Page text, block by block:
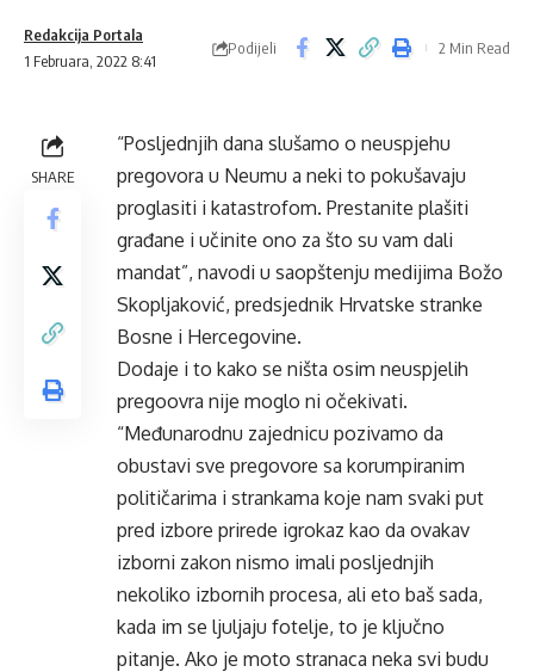
1 Februara, 2022 8:41
Redakcija Portala
Podijeli 2 Min Read
SHARE
“Posljednjih dana slušamo o neuspjehu
pregovora u Neumu a neki to pokušavaju
proglasiti i katastrofom. Prestanite plašiti
građane i učinite ono za što su vam dali
mandat”, navodi u saopštenju medijima Božo
Skopljaković, predsjednik Hrvatske stranke
Bosne i Hercegovine.
Dodaje i to kako se ništa osim neuspjelih
pregoovra nije moglo ni očekivati.
“Međunarodnu zajednicu pozivamo da
obustavi sve pregovore sa korumpiranim
političarima i strankama koje nam svaki put
pred izbore prirede igrokaz kao da ovakav
izborni zakon nismo imali posljednjih
nekoliko izbornih procesa, ali eto baš sada,
kada im se ljuljaju fotelje, to je ključno
pitanje. Ako je moto stranaca neka svi budu